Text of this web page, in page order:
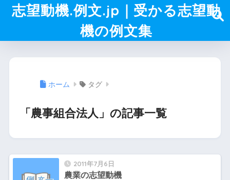
志望動機.例文.jp｜受かる志望動
機の例文集
ホーム タグ
「農事組合法人」の記事一覧
2011年7月6日
農業の志望動機